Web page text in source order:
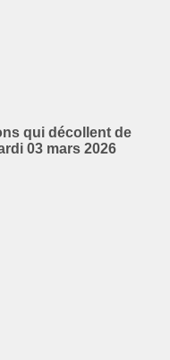
qui décollent de
03 mars 2026